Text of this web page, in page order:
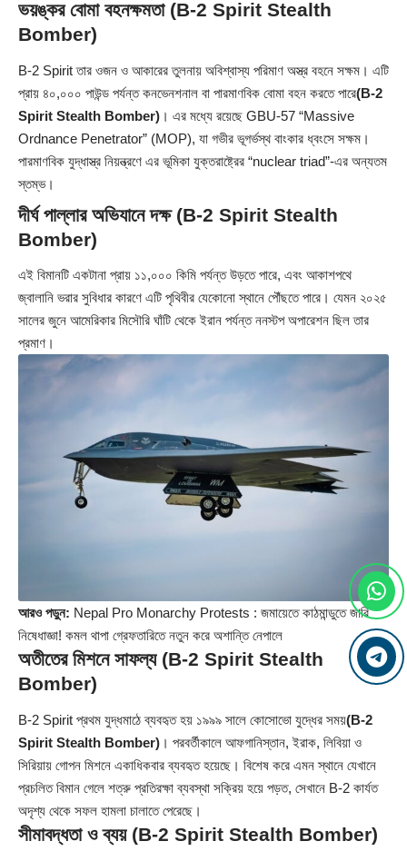
ভয়ঙ্কর বোমা বহনক্ষমতা (B-2 Spirit Stealth
Bomber)
B‑2 Spirit তার ওজন ও আকারের তুলনায় অবিশ্বাস্য পরিমাণ অস্ত্র বহনে সক্ষম। এটি
প্রায় ৪০,০০০ পাউন্ড পর্যন্ত কনভেনশনাল বা পারমাণবিক বোমা বহন করতে পারে(B-2
Spirit Stealth Bomber) । এর মধ্যে রয়েছে GBU-57 “Massive
Ordnance Penetrator” (MOP), যা গভীর ভূগর্ভস্থ বাংকার ধ্বংসে সক্ষম।
পারমাণবিক যুদ্ধাস্ত্র নিয়ন্ত্রণে এর ভূমিকা যুক্তরাষ্ট্রের “nuclear triad”-এর অন্যতম
স্তম্ভ।
দীর্ঘ পাল্লার অভিযানে দক্ষ (B-2 Spirit Stealth
Bomber)
এই বিমানটি একটানা প্রায় ১১,০০০ কিমি পর্যন্ত উড়তে পারে, এবং আকাশপথে
জ্বালানি ভরার সুবিধার কারণে এটি পৃথিবীর যেকোনো স্থানে পৌঁছতে পারে। যেমন ২০২৫
সালের জুনে আমেরিকার মিসৌরি ঘাঁটি থেকে ইরান পর্যন্ত ননস্টপ অপারেশন ছিল তার
প্রমাণ।
আরও পড়ুন: Nepal Pro Monarchy Protests : জমায়েতে কাঠমান্ডুতে জারি
নিষেধাজ্ঞা! কমল থাপা গ্রেফতারিতে নতুন করে অশান্তি নেপালে
অতীতের মিশনে সাফল্য (B-2 Spirit Stealth
Bomber)
B‑2 Spirit প্রথম যুদ্ধমাঠে ব্যবহৃত হয় ১৯৯৯ সালে কোসোভো যুদ্ধের সময়(B-2
Spirit Stealth Bomber) । পরবর্তীকালে আফগানিস্তান, ইরাক, লিবিয়া ও
সিরিয়ায় গোপন মিশনে একাধিকবার ব্যবহৃত হয়েছে। বিশেষ করে এমন স্থানে যেখানে
প্রচলিত বিমান গেলে শত্রু প্রতিরক্ষা ব্যবস্থা সক্রিয় হয়ে পড়ত, সেখানে B‑2 কার্যত
অদৃশ্য থেকে সফল হামলা চালাতে পেরেছে।
সীমাবদ্ধতা ও ব্যয় (B-2 Spirit Stealth Bomber)